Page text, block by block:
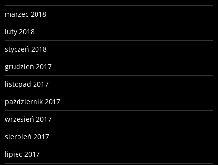
marzec 2018
luty 2018
styczeń 2018
grudzień 2017
listopad 2017
październik 2017
wrzesień 2017
sierpień 2017
lipiec 2017